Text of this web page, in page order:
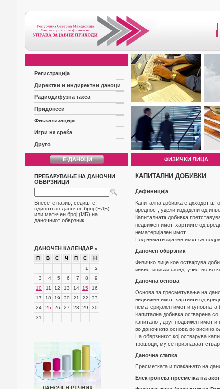
Регистрација
Директни и индиректни даноци
Радиодифузна такса
Придонеси
Фискализација
Игри на среќа
Друго
ФИЗИЧКИ ЛИЦА
ПРЕБАРУВАЊЕ НА ДАНОЧНИ
ОБВРЗНИЦИ
Внесете назив, седиште,
единствен даночен број (ЕДБ)
или матичен број (МБ) на
даночниот обврзник
ДАНОЧЕН КАЛЕНДАР »
П В С Ч П С
Н
1
2
3
4 5 6 7 8
9
10
11 12 13 14 15
16
17
18 19 20 21 22
23
24
25 26 27 28 29
30
31
КАПИТАЛНИ ДОБИВКИ
Дефиниција
Капитална добивка е доходот
вредност, удели издадени од
Капиталната добивка
недвижен имот, хартиите од
нематеријален имот.
Под нематеријален имот се
Даночен обврзник
Физичко лице кое остварува
инвестициски фонд, учество во
Даночна основа
Основа за пресметување на
недвижен имот, хартиите од
нематеријален имот и куповната
Kапитална добивка остварена
капиталот, друг подвижен имот и
во даночната основа во висина
На обврзникот кој остварува
трошоци, му се признаваат
Даночна стапка
Пресметката и плаќањето на
Електронска пресметка на